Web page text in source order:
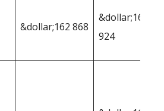
&dollar;162 868
&dollar;166
924